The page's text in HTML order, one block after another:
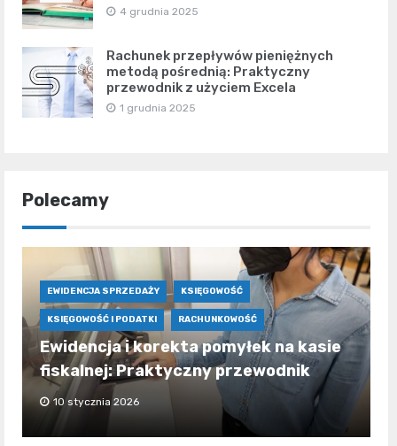
4 grudnia 2025
Rachunek przepływów pieniężnych
metodą pośrednią: Praktyczny
przewodnik z użyciem Excela
1 grudnia 2025
Polecamy
EWIDENCJA SPRZEDAŻY KSIĘGOWOŚĆ
KSIĘGOWOŚĆ I PODATKI RACHUNKOWOŚĆ
Ewidencja i korekta pomyłek na kasie
fiskalnej: Praktyczny przewodnik
10 stycznia 2026